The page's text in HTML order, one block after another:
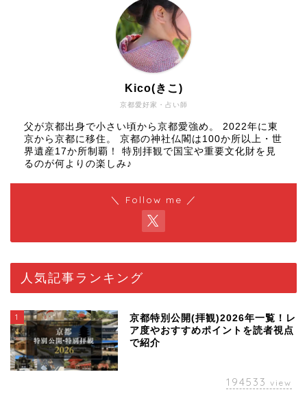
京都愛好家・占い師
Kico(きこ)
父が京都出身で小さい頃から京都愛強め。 2022年に東
京から京都に移住。 京都の神社仏閣は100か所以上・世
界遺産17か所制覇！ 特別拝観で国宝や重要文化財を見
るのが何よりの楽しみ♪
＼ Follow me ／
人気記事ランキング
1
京都特別公開(拝観)2026年一覧！レ
ア度やおすすめポイントを読者視点
で紹介
194533 view